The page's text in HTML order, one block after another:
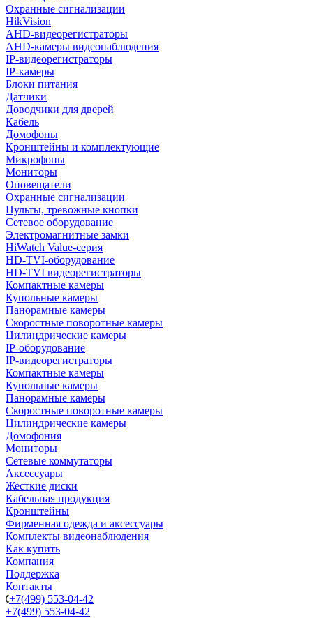
Охранные сигнализации
HikVision
AHD-видеорегистраторы
AHD-камеры видеонаблюдения
IP-видеорегистраторы
IP-камеры
Блоки питания
Датчики
Доводчики для дверей
Кабель
Домофоны
Кронштейны и комплектующие
Микрофоны
Мониторы
Оповещатели
Охранные сигнализации
Пульты, тревожные кнопки
Сетевое оборудование
Электромагнитные замки
HiWatch Value-серия
HD-TVI-оборудование
HD-TVI видеорегистраторы
Компактные камеры
Купольные камеры
Панорамные камеры
Скоростные поворотные камеры
Цилиндрические камеры
IP-оборудование
IP-видеорегистраторы
Компактные камеры
Купольные камеры
Панорамные камеры
Скоростные поворотные камеры
Цилиндрические камеры
Домофония
Мониторы
Сетевые коммутаторы
Аксессуары
Жесткие диски
Кабельная продукция
Кронштейны
Фирменная одежда и аксессуары
Комплекты видеонаблюдения
Как купить
Компания
Поддержка
Контакты
+7(499) 553-04-42
+7(499) 553-04-42